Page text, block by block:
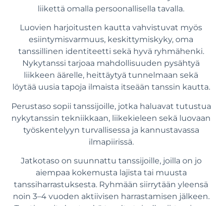
liikettä omalla persoonallisella tavalla.
Luovien harjoitusten kautta vahvistuvat myös
esiintymisvarmuus, keskittymiskyky, oma
tanssillinen identiteetti sekä hyvä ryhmähenki.
Nykytanssi tarjoaa mahdollisuuden pysähtyä
liikkeen äärelle, heittäytyä tunnelmaan sekä
löytää uusia tapoja ilmaista itseään tanssin kautta.
Perustasosopii tanssijoille, jotka haluavat tutustua
nykytanssin tekniikkaan, liikekieleen sekä luovaan
työskentelyyn turvallisessa ja kannustavassa
ilmapiirissä.
Jatkotasoon suunnattu tanssijoille, joilla on jo
aiempaa kokemusta lajista tai muusta
tanssiharrastuksesta. Ryhmään siirrytään yleensä
noin 3–4 vuoden aktiivisen harrastamisen jälkeen.